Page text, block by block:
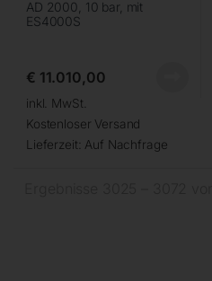
AD 2000, 10 bar, mit
ES4000S
€ 11.010,00
inkl. MwSt.
Kostenloser Versand
Lieferzeit: Auf Nachfrage